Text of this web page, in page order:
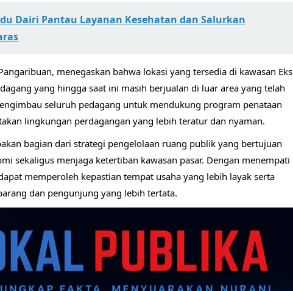
Dairi Pantau Layanan Kesehatan dan Salurkan
menegaskan bahwa lokasi yang tersedia di kawasan Eks
yang hingga saat ini masih berjualan di luar area yang telah
seluruh pedagang untuk mendukung program penataan
lingkungan perdagangan yang lebih teratur dan nyaman.
bagian dari strategi pengelolaan ruang publik yang bertujuan
sekaligus menjaga ketertiban kawasan pasar. Dengan menempati
memperoleh kepastian tempat usaha yang lebih layak serta
dan pengunjung yang lebih tertata.